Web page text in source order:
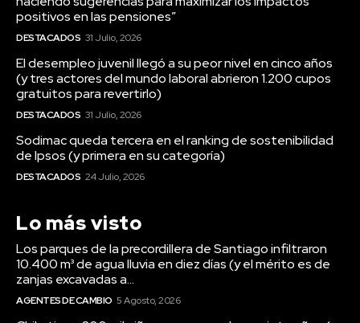
positivos en las pensiones”
DESTACADOS 31 Julio, 2026
El desempleo juvenil llegó a su peor nivel en cinco años
(y tres actores del mundo laboral abrieron 1.200 cupos
gratuitos para revertirlo)
DESTACADOS 31 Julio, 2026
Sodimac queda tercera en el ranking de sostenibilidad
de Ipsos (y primera en su categoría)
DESTACADOS 24 Julio, 2026
Lo más visto
Los parques de la precordillera de Santiago infiltraron
10.400 m³ de agua lluvia en diez días (y el mérito es de
zanjas excavadas a...
AGENTES DE CAMBIO 5 Agosto, 2026